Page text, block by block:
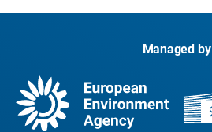
Managed by